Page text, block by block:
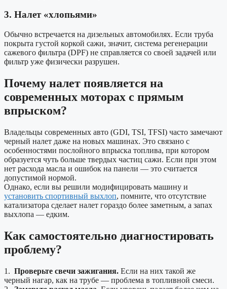
3. Налет «хлопьями»
Обычно встречается на дизельных автомобилях. Если труба
покрыта густой коркой сажи, значит, система регенерации
сажевого фильтра (DPF) не справляется со своей задачей или
фильтр уже физически разрушен.
Почему налет появляется на
современных моторах с прямым
впрыском?
Владельцы современных авто (GDI, TSI, TFSI) часто замечают
черный налет даже на новых машинах. Это связано с
особенностями послойного впрыска топлива, при котором
образуется чуть больше твердых частиц сажи. Если при этом
нет расхода масла и ошибок на панели — это считается
допустимой нормой.
Однако, если вы решили модифицировать машину и
установить спортивный выхлоп, помните, что отсутствие
катализатора сделает налет гораздо более заметным, а запах
выхлопа — едким.
Как самостоятельно диагностировать
проблему?
1. Проверьте свечи зажигания. Если на них такой же
черный нагар, как на трубе — проблема в топливной смеси.